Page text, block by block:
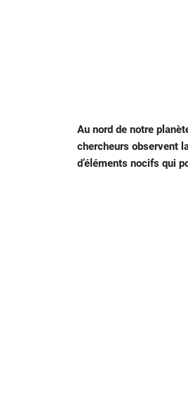
Au nord de notre
chercheurs observent
d’éléments nocifs qui